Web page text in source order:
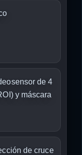
de 4
y máscara
de cruce